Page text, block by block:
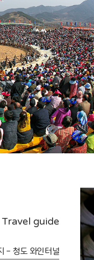
Travel guide
- 청도 와인터널